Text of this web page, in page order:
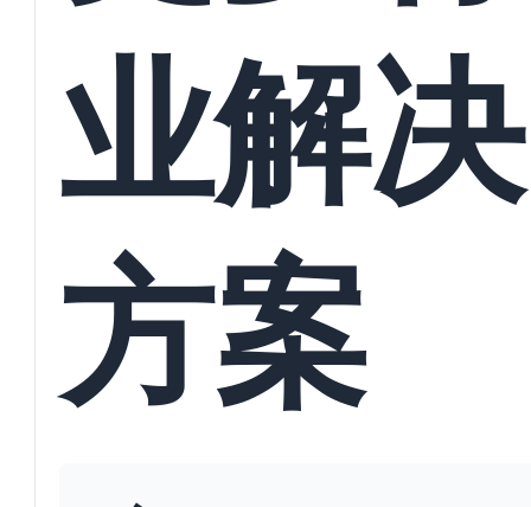
业解决
方案